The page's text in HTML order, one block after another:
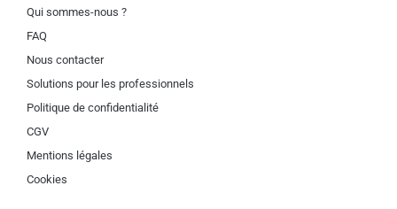
Qui sommes-nous ?
FAQ
Nous contacter
Solutions pour les professionnels
Politique de confidentialité
CGV
Mentions légales
Cookies